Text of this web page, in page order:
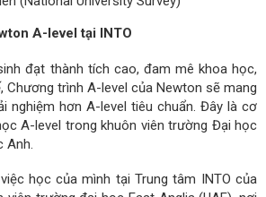
A-level tại INTO
đạt thành tích cao, đam mê khoa học,
Chương trình A-level của Newton sẽ mang
nghiệm hơn A-level tiêu chuẩn. Đây là cơ
A-level trong khuôn viên trường Đại học
Anh.
học của mình tại Trung tâm INTO của